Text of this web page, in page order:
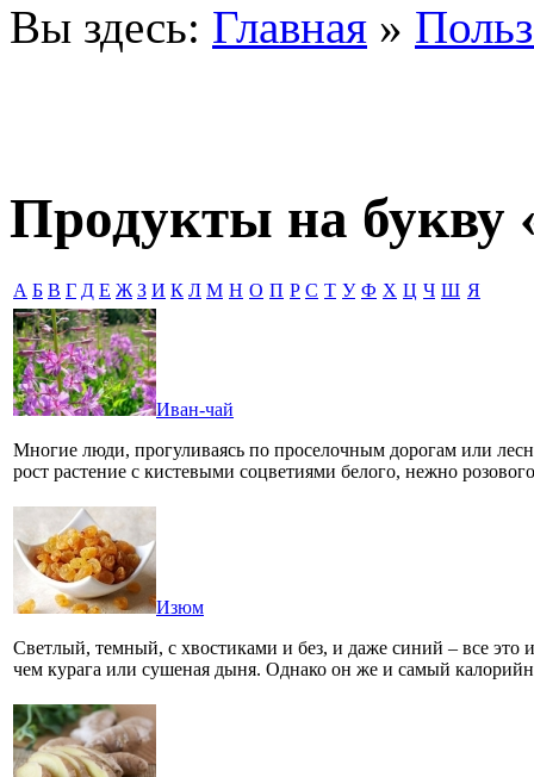
Вы здесь: Главная »
Продукты на букву
А Б В Г Д Е Ж З И К Л М Н О П Р С Т У Ф Х Ц Ч Ш Я
Иван-чай
Многие люди, прогуливаясь по проселочным дорогам или
рост растение с кистевыми соцветиями белого, нежно
Изюм
Светлый, темный, с хвостиками и без, и даже синий – все
чем курага или сушеная дыня. Однако он же и самый